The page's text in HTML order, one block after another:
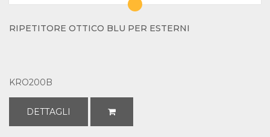
RIPETITORE OTTICO BLU PER ESTERNI
KRO200B
DETTAGLI